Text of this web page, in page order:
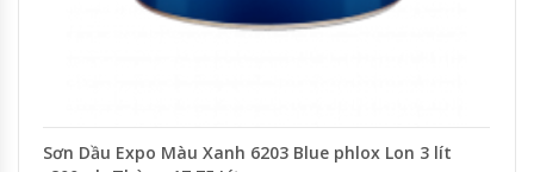
Sơn Dầu Expo Màu Xanh 6203 Blue phlox Lon 3 lít